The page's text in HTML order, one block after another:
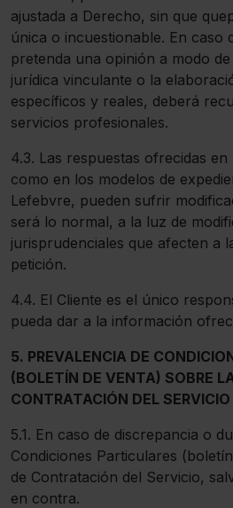
ajustada a Derecho, sin que
única o incuestionable. En caso
pretenda una opinión a modo
jurídica vinculante o la
específicos y reales, deberá
servicios profesionales.
4.3. Las respuestas ofrecidas
como en los modelos de
Lefebvre, pueden sufrir
será lo normal, a la luz de
jurisprudenciales que afecten a
petición.
4.4. El Cliente es el único
pueda dar a la información
5. PREVALENCIA DE
(BOLETÍN DE VENTA) SOBRE
CONTRATACIÓN DEL SERVICIO
5.1. En caso de discrepancia o
Condiciones Particulares
de Contratación del Servicio,
en contra.